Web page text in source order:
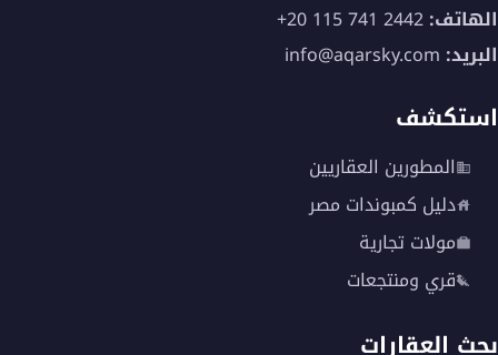
الهاتف:+20 115 741 2442
البريد: info@aqarsky.com
استكشف
المطورين العقاريين
دليل كمبوندات مصر
مولات تجارية
قري ومنتجعات
بحث العقارات